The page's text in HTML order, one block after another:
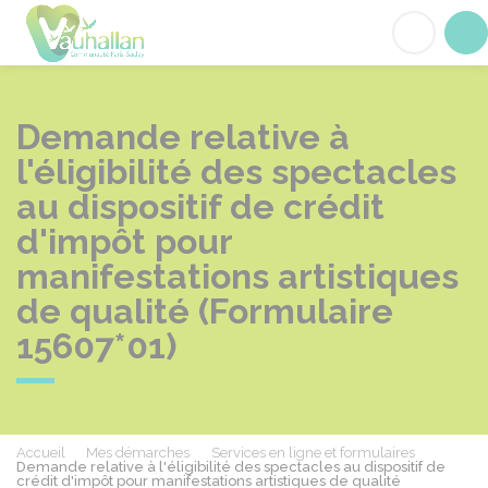
Demande relative à
l'éligibilité des spectacles
au dispositif de crédit
d'impôt pour
manifestations artistiques
de qualité (Formulaire
15607*01)
Accueil Mes démarches
Services en ligne et formulaires
Demande relative à l'éligibilité des spectacles au dispositif de
crédit d'impôt pour manifestations artistiques de qualité